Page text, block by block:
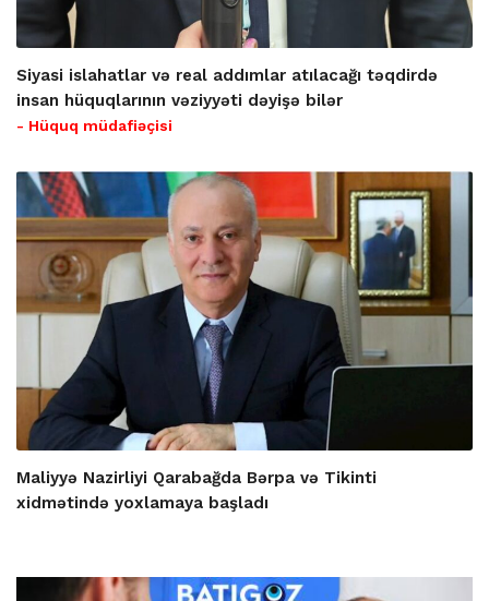
Siyasi islahatlar və real addımlar atılacağı təqdirdə
insan hüquqlarının vəziyyəti dəyişə bilər
- Hüquq müdafiəçisi
Maliyyə Nazirliyi Qarabağda Bərpa və Tikinti
xidmətində yoxlamaya başladı